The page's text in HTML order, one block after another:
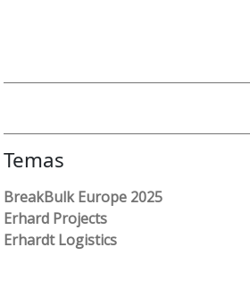
Temas
BreakBulk Europe 2025
Erhard Projects
Erhardt Logistics